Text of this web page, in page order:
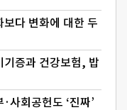
다 변화에 대한 두
증과 건강보험, 밥
사회공헌도 ‘진짜’